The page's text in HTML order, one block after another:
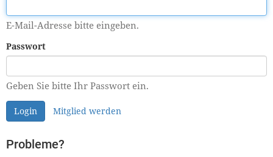
E-Mail-Adresse bitte eingeben.
Passwort
Geben Sie bitte Ihr Passwort ein.
Login Mitglied werden
Probleme?